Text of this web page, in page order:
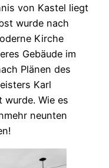
von Kastel liegt
wurde nach
Kirche
Gebäude im
Plänen des
Karl
wurde. Wie es
neunten